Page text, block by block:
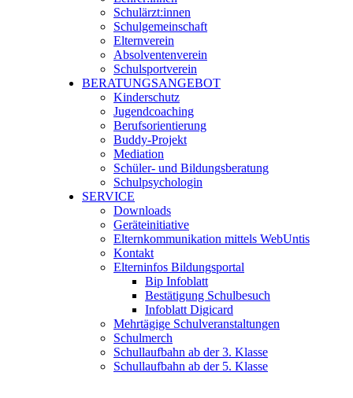
Schulärzt:innen
Schulgemeinschaft
Elternverein
Absolventenverein
Schulsportverein
BERATUNGSANGEBOT
Kinderschutz
Jugendcoaching
Berufsorientierung
Buddy-Projekt
Mediation
Schüler- und Bildungsberatung
Schulpsychologin
SERVICE
Downloads
Geräteinitiative
Elternkommunikation mittels WebUntis
Kontakt
Elterninfos Bildungsportal
Bip Infoblatt
Bestätigung Schulbesuch
Infoblatt Digicard
Mehrtägige Schulveranstaltungen
Schulmerch
Schullaufbahn ab der 3. Klasse
Schullaufbahn ab der 5. Klasse